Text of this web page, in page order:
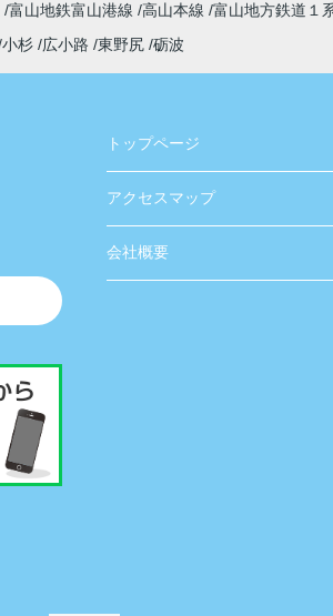
富山地鉄富山港線 高山本線 富山地方鉄道１
小杉 広小路 東野尻 砺波
トップページ
アクセスマップ
会社概要